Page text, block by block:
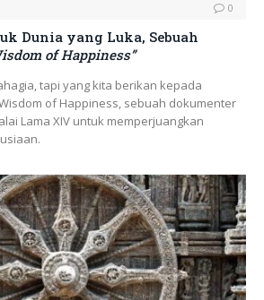
0
Dunia yang Luka, Sebuah
of Happiness”
tapi yang kita berikan kepada
of Happiness, sebuah dokumenter
Lama XIV untuk memperjuangkan